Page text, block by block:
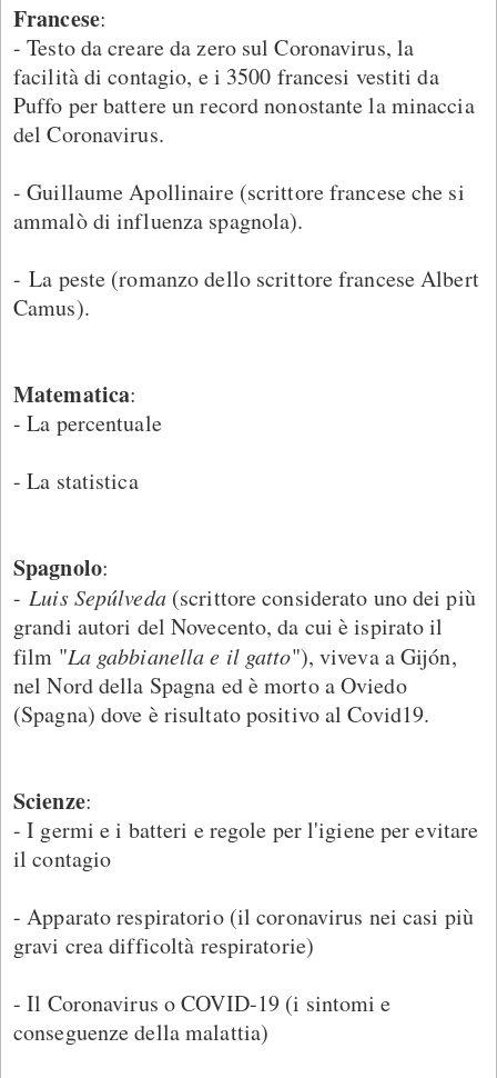
Francese:
- Testo da creare da zero sul Coronavirus, la
facilità di contagio, e i 3500 francesi vestiti da
Puffo per battere un record nonostante la minaccia
del Coronavirus.
- Guillaume Apollinaire (scrittore francese che si
ammalò di influenza spagnola).
- La peste (romanzo dello scrittore francese Albert
Camus).
Matematica:
- La percentuale
- La statistica
Spagnolo:
-Luis Sepúlveda(scrittore considerato uno dei più
grandi autori del Novecento, da cui è ispirato il
film "La gabbianella e il gatto"), viveva a Gijón,
nel Nord della Spagna ed è morto a Oviedo
(Spagna) dove è risultato positivo al Covid19.
Scienze:
- I germi e i batteri e regole per l'igiene per evitare
il contagio
- Apparato respiratorio (il coronavirus nei casi più
gravi crea difficoltà respiratorie)
- Il Coronavirus o COVID-19 (i sintomi e
conseguenze della malattia)